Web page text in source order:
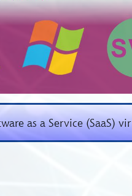
as a Service (SaaS)